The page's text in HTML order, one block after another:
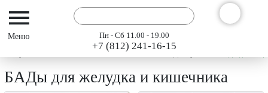
Пн - Сб 11.00 - 19.00
+7 (812) 241-16-15
Каталог
БАДы для желудка и кишечника